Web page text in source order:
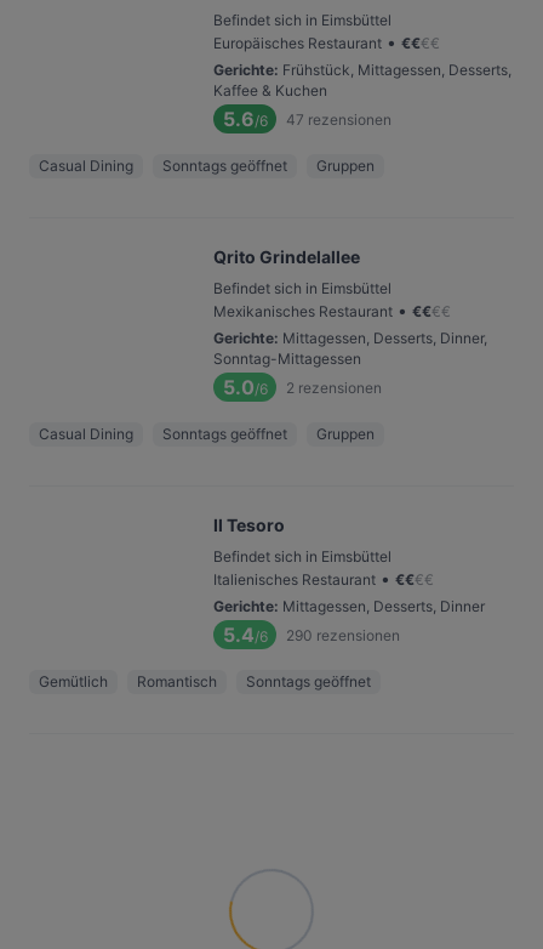
Befindet sich in Eimsbüttel
Europäisches Restaurant • €€€€
Gerichte: Frühstück, Mittagessen, Desserts,
Kaffee & Kuchen
5.6/6 47 rezensionen
Casual Dining Sonntags geöffnet Gruppen
Qrito Grindelallee
Befindet sich in Eimsbüttel
Mexikanisches Restaurant • €€€€
Gerichte: Mittagessen, Desserts, Dinner,
Sonntag-Mittagessen
5.0/6 2 rezensionen
Casual Dining Sonntags geöffnet Gruppen
Il Tesoro
Befindet sich in Eimsbüttel
Italienisches Restaurant • €€€€
Gerichte: Mittagessen, Desserts, Dinner
5.4/6 290 rezensionen
Gemütlich Romantisch Sonntags geöffnet